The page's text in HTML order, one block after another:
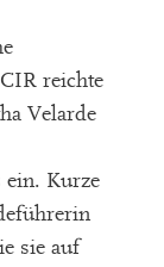
reichte
Velarde
ein. Kurze
sie auf